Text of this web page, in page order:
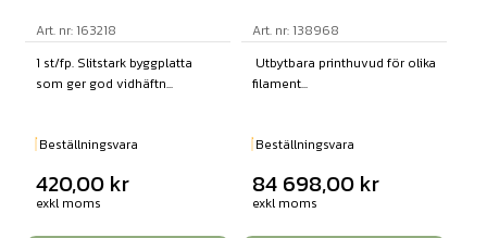
Art. nr: 163218
1 st/fp. Slitstark byggplatta
som ger god vidhäftn...
Beställningsvara
420,00 kr
exkl moms
Art. nr: 138968
Utbytbara printhuvud för olika
filament...
Beställningsvara
84 698,00 kr
exkl moms